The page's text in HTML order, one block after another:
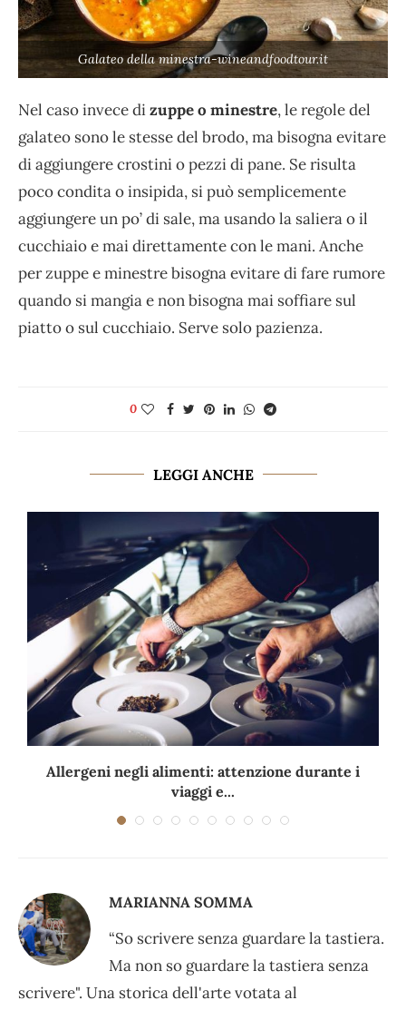
Galateo della minestra-wineandfoodtour.it
Nel caso invece dizuppe o minestre, le regole del
galateo sono le stesse del brodo, ma bisogna evitare
di aggiungere crostini o pezzi di pane. Se risulta
poco condita o insipida, si può semplicemente
aggiungere un po’ di sale, ma usando la saliera o il
cucchiaio e mai direttamente con le mani. Anche
per zuppe e minestre bisogna evitare di fare rumore
quando si mangia e non bisogna mai soffiare sul
piatto o sul cucchiaio. Serve solo pazienza.
0
LEGGI ANCHE
Allergeni negli alimenti: attenzione durante i
viaggi e...
MARIANNA SOMMA
“So scrivere senza guardare la tastiera.
Ma non so guardare la tastiera senza
scrivere". Una storica dell'arte votata al